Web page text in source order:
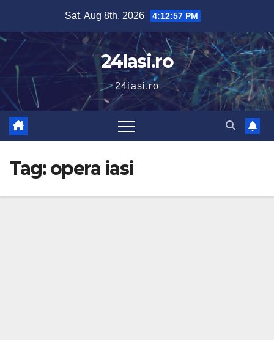
content
Sat. Aug 8th, 2026 4:12:58 PM
24Iasi.ro
24iasi.ro
Tag:opera iasi